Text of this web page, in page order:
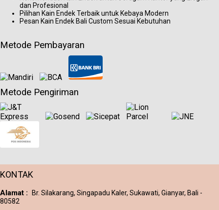
dan Profesional
Pilihan Kain Endek Terbaik untuk Kebaya Modern
Pesan Kain Endek Bali Custom Sesuai Kebutuhan
Metode Pembayaran
Metode Pengiriman
KONTAK
Alamat : Br. Silakarang, Singapadu Kaler, Sukawati, Gianyar, Bali -
80582